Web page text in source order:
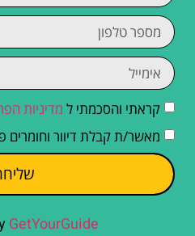
קראתי והסכמתי ל מדיניות
מאשר/ת קבלת דיוור וחומרים
GetYourGuide